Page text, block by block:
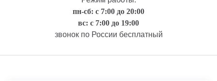
пн-сб: с 7:00 до 20:00
вс: с 7:00 до 19:00
звонок по России бесплатный